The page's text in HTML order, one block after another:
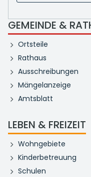
GEMEINDE &
Ortsteile
Rathaus
Ausschreibungen
Mängelanzeige
Amtsblatt
LEBEN & FREIZEIT
Wohngebiete
Kinderbetreuung
Schulen